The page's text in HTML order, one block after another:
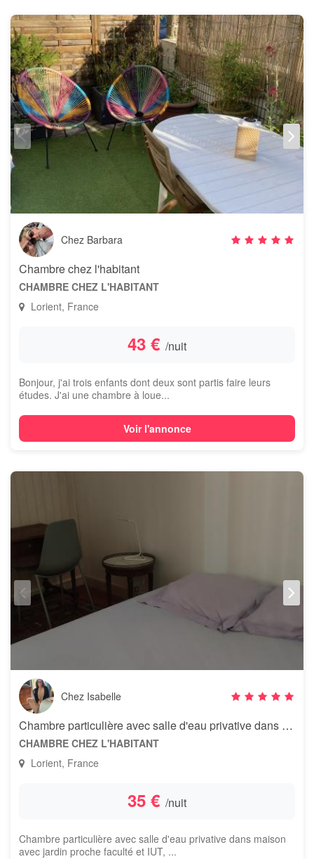
Chez Barbara
Chambre chez l'habitant
CHAMBRE CHEZ L'HABITANT
Lorient, France
43 € /nuit
Bonjour, j'ai trois enfants dont deux sont partis faire leurs
études. J'ai une chambre à loue...
Voir l'annonce
Chez Isabelle
Chambre particulière avec salle d'eau privative dans maison
CHAMBRE CHEZ L'HABITANT
Lorient, France
35 € /nuit
Chambre particulière avec salle d'eau privative dans maison
avec jardin proche faculté et IUT, ...